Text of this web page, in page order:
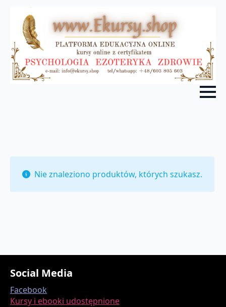
Nie znaleziono produktów, których szukasz.
Social Media
Facebook
Kursy i ebooki udostępnione